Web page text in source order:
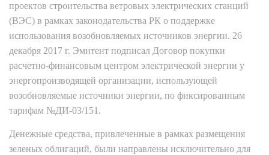
проектов строительства ветровых электрических станций
(ВЭС) в рамках законодательства РК о поддержке
использования возобновляемых источников энергии. 26
декабря 2017 г. Эмитент подписал Договор покупки
расчетно-финансовым центром электрической энергии у
энергопроизводящей организации, использующей
возобновляемые источники энергии, по фиксированным
тарифам №ДИ-03/151.
Денежные средства, привлеченные в рамках размещения
зеленых облигаций, были направлены исключительно для